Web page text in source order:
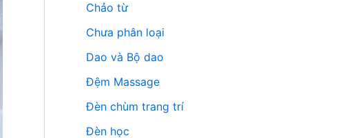
Chảo từ
Chưa phân loại
Dao và Bộ dao
Đệm Massage
Đèn chùm trang trí
Đèn học